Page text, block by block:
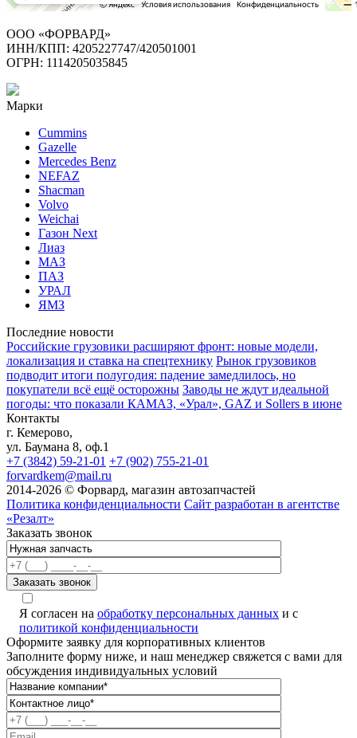
ООО «ФОРВАРД»
ИНН/КПП: 4205227747/420501001
ОГРН: 1114205035845
Марки
Cummins
Gazelle
Mercedes Benz
NEFAZ
Shacman
Volvo
Weichai
Газон Next
Лиаз
МАЗ
ПАЗ
УРАЛ
ЯМЗ
Последние новости
Российские грузовики расширяют фронт: новые модели,
локализация и ставка на спецтехнику Рынок грузовиков
подводит итоги полугодия: падение замедлилось, но
покупатели всё ещё осторожны Заводы не ждут идеальной
погоды: что показали КАМАЗ, «Урал», GAZ и Sollers в июне
Контакты
г. Кемерово,
ул. Баумана 8, оф.1
+7 (3842) 59-21-01 +7 (902) 755-21-01
forvardkem@mail.ru
2014-2026 © Форвард, магазин автозапчастей
Политика конфиденциальности Сайт разработан в агентстве
«Резалт»
Заказать звонок
Я согласен на обработку персональных данных и с
политикой конфиденциальности
Оформите заявку для корпоративных клиентов
Заполните форму ниже, и наш менеджер свяжется с вами для
обсуждения индивидуальных условий